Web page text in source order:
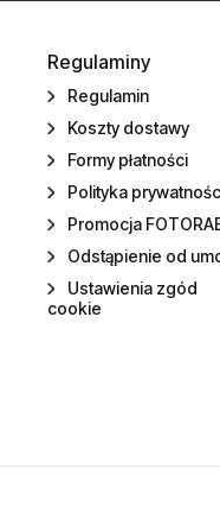
Regulaminy
Regulamin
Koszty dostawy
Formy płatności
Polityka
Promocja
Odstąpienie od
Ustawienia zgód
cookie